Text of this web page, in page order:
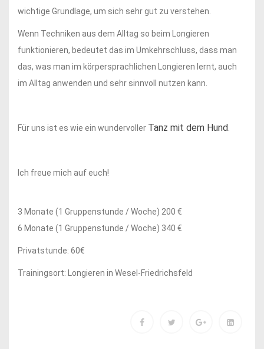
wichtige Grundlage, um sich sehr gut zu verstehen.
Wenn Techniken aus dem Alltag so beim Longieren
funktionieren, bedeutet das im Umkehrschluss, dass man
das, was man im körpersprachlichen Longieren lernt, auch
im Alltag anwenden und sehr sinnvoll nutzen kann.
Für uns ist es wie ein wundervoller Tanz mit dem Hund
Ich freue mich auf euch!
3 Monate (1 Gruppenstunde / Woche) 200 €
6 Monate (1 Gruppenstunde / Woche) 340 €
Privatstunde: 60€
Trainingsort: Longieren in Wesel-Friedrichsfeld